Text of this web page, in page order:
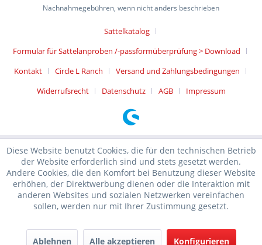
Nachnahmegebühren, wenn nicht anders beschrieben
Sattelkatalog
Formular für Sattelanproben /-passformüberprüfung > Download
Kontakt
Circle L Ranch
Versand und Zahlungsbedingungen
Widerrufsrecht
Datenschutz AGB Impressum
Diese Website benutzt Cookies, die für den technischen Betrieb
der Website erforderlich sind und stets gesetzt werden.
Andere Cookies, die den Komfort bei Benutzung dieser Website
erhöhen, der Direktwerbung dienen oder die Interaktion mit
anderen Websites und sozialen Netzwerken vereinfachen
sollen, werden nur mit Ihrer Zustimmung gesetzt.
Ablehnen Alle akzeptieren Konfigurieren